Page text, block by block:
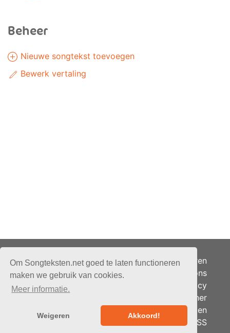
Om Songteksten.net goed te laten functioneren
maken we gebruik van cookies.
Meer informatie.
Weigeren Akkoord!
Beheer
Nieuwe songtekst toevoegen
Bewerk vertaling
Alle rechten voorbehouden.
bandhosting.nl
Adverteren
Over ons
Je privacy
Partner
Berichten
RSS